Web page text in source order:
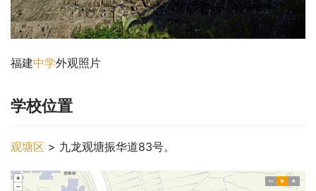
福建中学外观照片
学校位置
观塘区 > 九龙观塘振华道83号。